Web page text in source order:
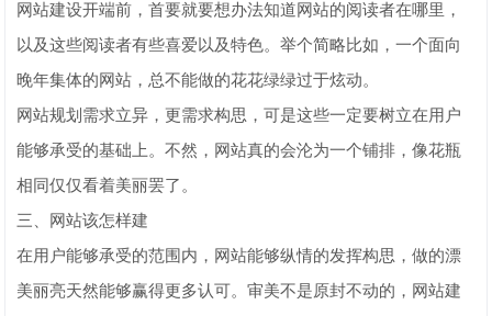
网站建设开端前，首要就要想办法知道网站的阅读者在哪里，
以及这些阅读者有些喜爱以及特色。举个简略比如，一个面向
晚年集体的网站，总不能做的花花绿绿过于炫动。
网站规划需求立异，更需求构思，可是这些一定要树立在用户
能够承受的基础上。不然，网站真的会沦为一个铺排，像花瓶
相同仅仅看着美丽罢了。
三、网站该怎样建
在用户能够承受的范围内，网站能够纵情的发挥构思，做的漂
美丽亮天然能够赢得更多认可。审美不是原封不动的，网站建